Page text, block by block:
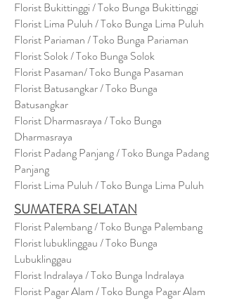
Florist Bukittinggi / Toko Bunga Bukittinggi
Florist Lima Puluh / Toko Bunga Lima Puluh
Florist Pariaman / Toko Bunga Pariaman
Florist Solok / Toko Bunga Solok
Florist Pasaman/ Toko Bunga Pasaman
Florist Batusangkar / Toko Bunga
Batusangkar
Florist Dharmasraya / Toko Bunga
Dharmasraya
Florist Padang Panjang / Toko Bunga Padang
Panjang
Florist Lima Puluh / Toko Bunga Lima Puluh
SUMATERA SELATAN
Florist Palembang / Toko Bunga Palembang
Florist lubuklinggau / Toko Bunga
Lubuklinggau
Florist Indralaya / Toko Bunga Indralaya
Florist Pagar Alam / Toko Bunga Pagar Alam